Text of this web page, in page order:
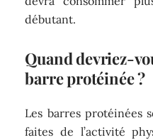
débutant.
Quand devriez-
barre protéinée ?
Les barres protéinées
faites de l’activité